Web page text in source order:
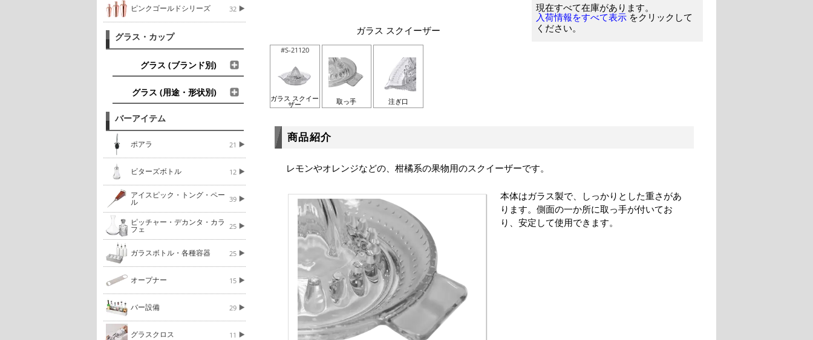
ピンクゴールドシリーズ 32
グラス・カップ
グラス (ブランド別)
グラス (用途・形状別)
バーアイテム
ポアラ 21
ビターズボトル 12
アイスピック・トング・ペー
ル 39
ピッチャー・デカンタ・カラ
フェ 25
ガラスボトル・各種容器 25
オープナー 15
バー設備 29
グラスクロス 11
ガラス スクイーザー
#S-21120
ガラス スクイー
ザー 取っ手 注ぎ口
現在すべて在庫があります。
入荷情報をすべて表示 をクリックして
ください。
商品紹介
レモンやオレンジなどの、柑橘系の果物用のスクイーザーです。
本体はガラス製で、しっかりとした重さがあ
ります。側面の一か所に取っ手が付いてお
り、安定して使用できます。